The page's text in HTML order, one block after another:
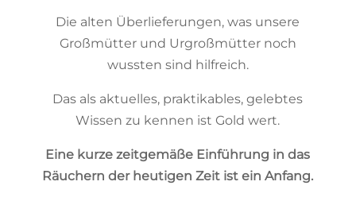
Die alten Überlieferungen, was unsere
Großmütter und Urgroßmütter noch
wussten sind hilfreich.
Das als aktuelles, praktikables, gelebtes
Wissen zu kennen ist Gold wert.
Eine kurze zeitgemäße Einführung in das
Räuchern der heutigen Zeit ist ein Anfang.